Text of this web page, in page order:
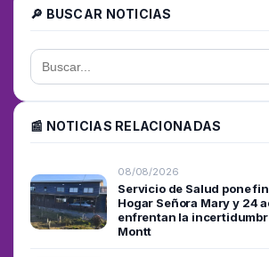
🔎 BUSCAR NOTICIAS
📰 NOTICIAS RELACIONADAS
08/08/2026
Servicio de Salud pone
Hogar Señora Mary y 24
enfrentan la
Montt